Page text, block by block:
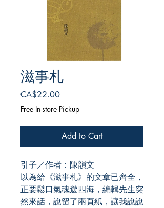
滋事札
CA$22.00Price
Free In-store Pickup
Add to Cart
引子／作者：陳韻文
以為給《滋事札》的文章已齊全，
正要鬆口氣魂遊四海，編輯先生突
然來話，說留了兩頁紙，讓我說說